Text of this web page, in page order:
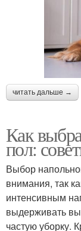
читать дальше →
Как
пол:
Выбор
внимания, так
интенсивным
выдерживать
частую уборку.